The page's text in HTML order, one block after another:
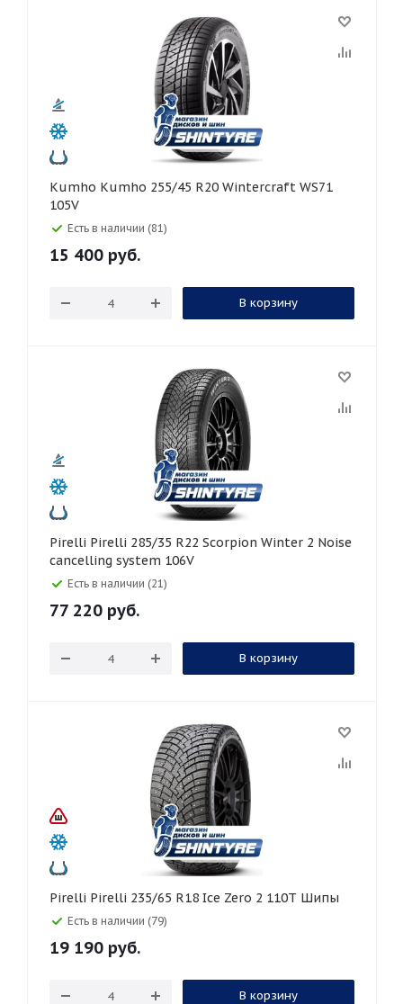
Kumho Kumho 255/45 R20 Wintercraft WS71
105V
Есть в наличии (81)
15 400 руб.
В корзину
Pirelli Pirelli 285/35 R22 Scorpion Winter 2 Noise
cancelling system 106V
Есть в наличии (21)
77 220 руб.
В корзину
Pirelli Pirelli 235/65 R18 Ice Zero 2 110T Шипы
Есть в наличии (79)
19 190 руб.
В корзину